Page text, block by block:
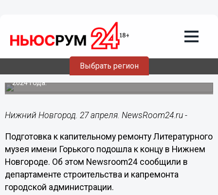
Выбрать регион
«Гемера» завершила подготовку
Литературного музея к ремонту в
Нижнем Новгороде
Реставрация должна быть закончена до 24 декабря
2024 года.
Нижний Новгород. 27 апреля. NewsRoom24.ru -
Подготовка к капительному ремонту Литературного
музея имени Горького подошла к концу в Нижнем
Новгороде. Об этом Newsroom24 сообщили в
департаменте строительства и капремонта
городской администрации.